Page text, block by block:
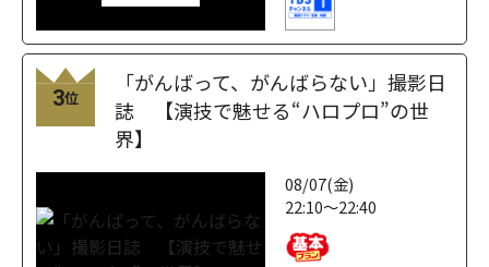
3位
「がんばって、がんばらない」撮影日
誌 【演技で魅せる“ハロプロ”の世
界】
08/07(金)
22:10～22:40